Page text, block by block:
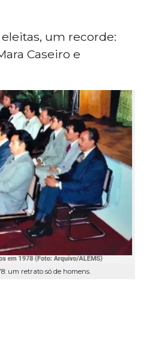
um recorde:
Caseiro e
um retrato só de homens.